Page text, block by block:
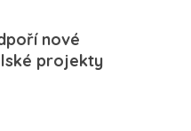
nové
projekty